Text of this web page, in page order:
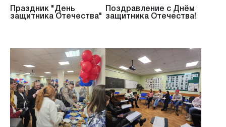
Праздник "День
защитника Отечества"
Поздравление с Днём
защитника Отечества!